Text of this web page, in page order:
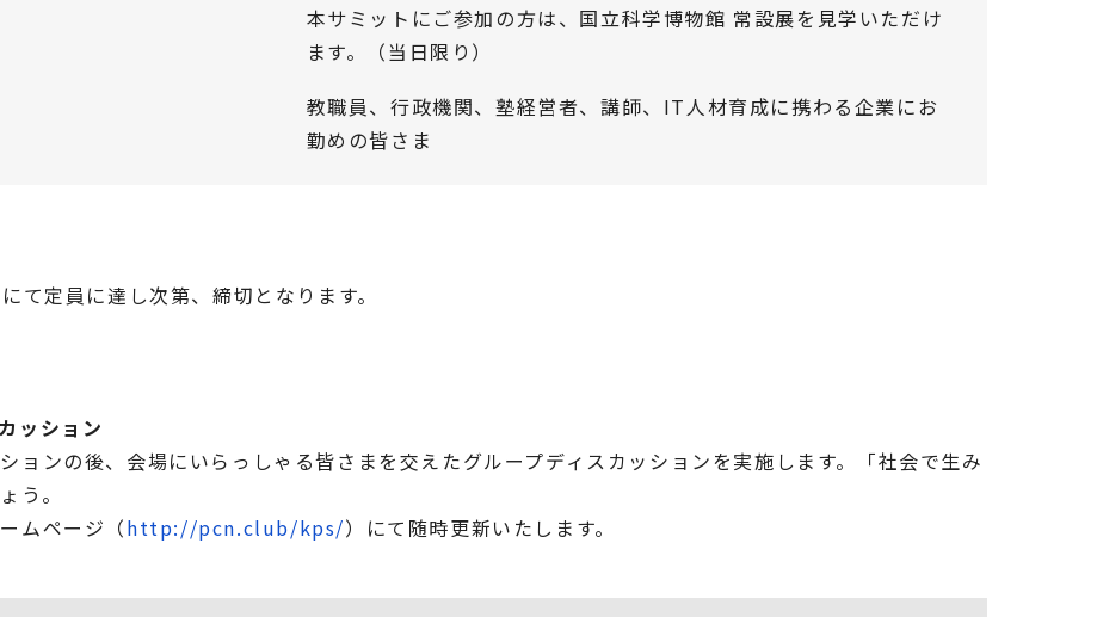
本サミットにご参加の方は、国立科学博物館 常設展を見学いただけ
ます。（当日限り）
教職員、行政機関、塾経営者、講師、IT人材育成に携わる企業にお
勤めの皆さま
て定員に達し次第、締切となります。
ッション
ョンの後、会場にいらっしゃる皆さまを交えたグループディスカッションを実施します。「社会で生み
う。
ムページ（http://pcn.club/kps/）にて随時更新いたします。